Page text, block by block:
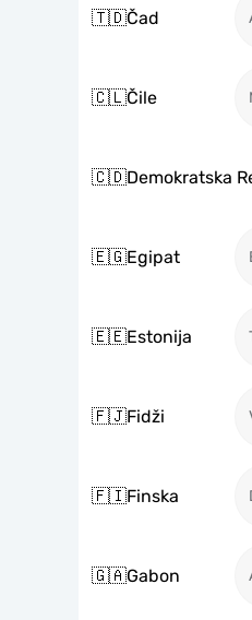
🇹🇩Čad
🇨🇱Čile
🇨🇩Demokratska
🇪🇬Egipat
🇪🇪Estonija
🇫🇯Fidži
🇫🇮Finska
🇬🇦Gabon